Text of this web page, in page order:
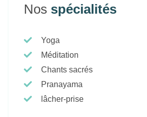
Nos spécialités
Yoga
Méditation
Chants sacrés
Pranayama
lâcher-prise